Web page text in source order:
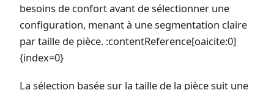
besoins de confort avant de sélectionner une
configuration, menant à une segmentation claire
par taille de pièce. :contentReference[oaicite:0]
{index=0}
La sélection basée sur la taille de la pièce suit une